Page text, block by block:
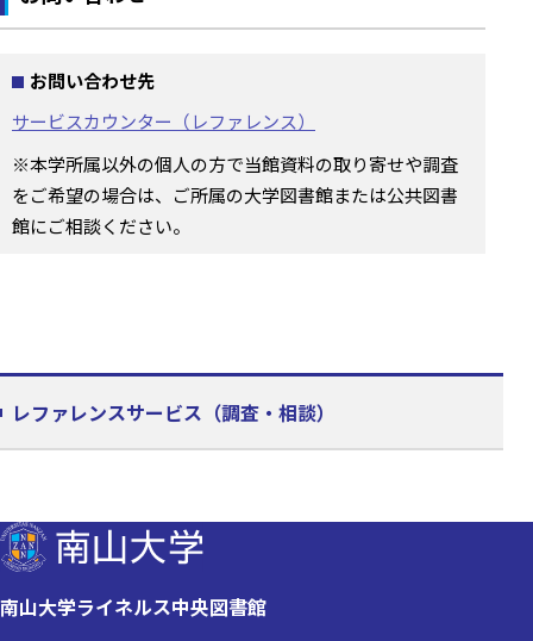
お問い合わせ先
サービスカウンター（レファレンス）
※本学所属以外の個人の方で当館資料の取り寄せや調査
をご希望の場合は、ご所属の大学図書館または公共図書
館にご相談ください。
レファレンスサービス（調査・相談）
南山大学ライネルス中央図書館